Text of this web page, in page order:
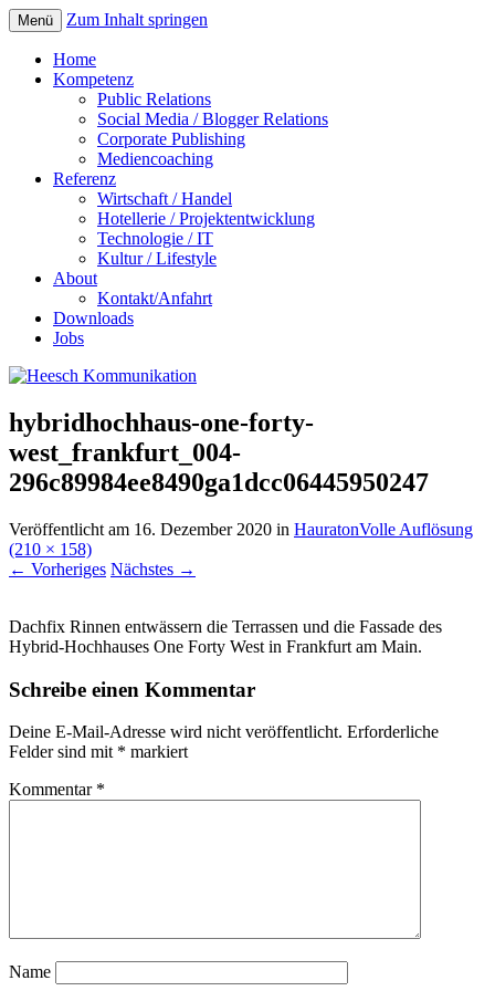
Menü Zum Inhalt springen
Home
Kompetenz
Public Relations
Social Media / Blogger Relations
Corporate Publishing
Mediencoaching
Referenz
Wirtschaft / Handel
Hotellerie / Projektentwicklung
Technologie / IT
Kultur / Lifestyle
About
Kontakt/Anfahrt
Downloads
Jobs
hybridhochhaus-one-forty-
west_frankfurt_004-
296c89984ee8490ga1dcc06445950247
Veröffentlicht am 16. Dezember 2020 in HauratonVolle Auflösung
(210 × 158)
← Vorheriges Nächstes →
Dachfix Rinnen entwässern die Terrassen und die Fassade des
Hybrid-Hochhauses One Forty West in Frankfurt am Main.
Schreibe einen Kommentar
Deine E-Mail-Adresse wird nicht veröffentlicht. Erforderliche
Felder sind mit * markiert
Kommentar *
Name